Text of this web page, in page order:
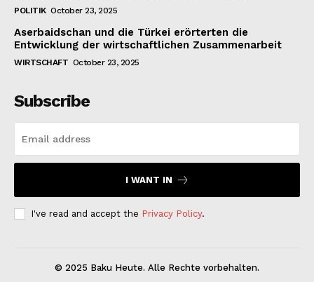
POLITIK October 23, 2025
Aserbaidschan und die Türkei erörterten die
Entwicklung der wirtschaftlichen Zusammenarbeit
WIRTSCHAFT October 23, 2025
Subscribe
I WANT IN
I've read and accept the Privacy Policy.
© 2025 Baku Heute. Alle Rechte vorbehalten.